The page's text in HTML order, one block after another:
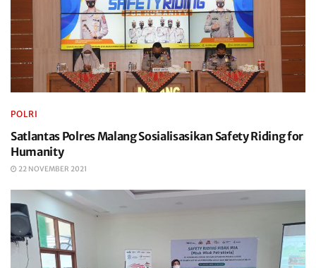
POLRI
Satlantas Polres Malang Sosialisasikan Safety Riding for
Humanity
22 NOVEMBER 2021